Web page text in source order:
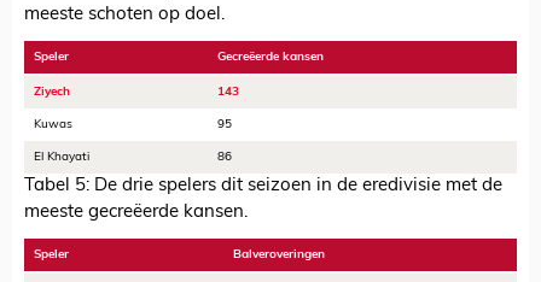
meeste schoten op doel.
Speler Gecreëerde kansen
Ziyech 143
Kuwas 95
El Khayati 86
Tabel 5: De drie spelers dit seizoen in de eredivisie met de
meeste gecreëerde kansen.
Speler Balveroveringen